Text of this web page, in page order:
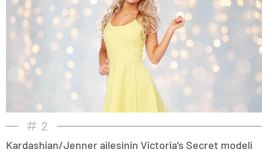
2
Kardashian/Jenner ailesinin Victoria’s Secret modeli